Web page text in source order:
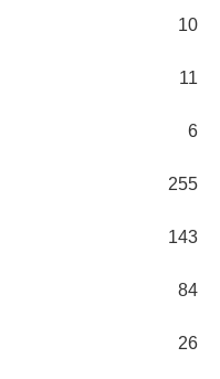
10
11
6
255
143
84
26